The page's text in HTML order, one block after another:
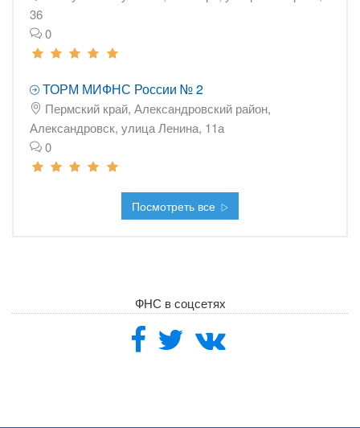
36
0
ТОРМ МИФНС России № 2
Пермский край, Александровский район,
Александровск, улица Ленина, 11а
0
Посмотреть все
ФНС в соцсетях